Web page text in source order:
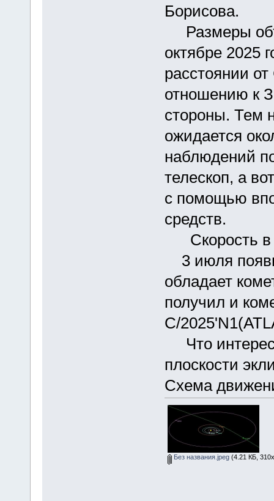
Борисова.
Размеры
октябре 2025
расстоянии
отношению к
стороны. Тем
ожидается
наблюдений
телескоп, а
с помощью
средств.
Скорость в
3 июля
обладает
получил и
C/
Что
плоскости
Схема
Без названия.jpeg(4.21 КБ,